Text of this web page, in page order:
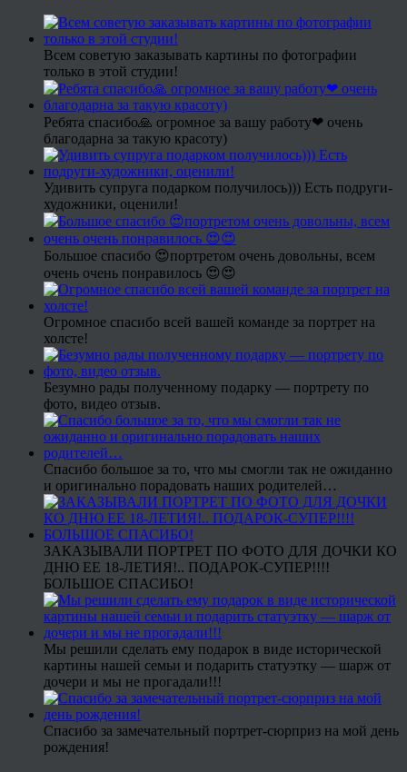
Всем советую заказывать картины по фотографии
только в этой студии!
Ребята спасибо🙏 огромное за вашу работу❤ очень
благодарна за такую красоту)
Удивить супруга подарком получилось))) Есть подруги-
художники, оценили!
Большое спасибо 😍портретом очень довольны, всем
очень очень понравилось 😍😍
Огромное спасибо всей вашей команде за портрет на
холсте!
Безумно рады полученному подарку — портрету по
фото, видео отзыв.
Спасибо большое за то, что мы смогли так не ожиданно
и оригинально порадовать наших родителей…
ЗАКАЗЫВАЛИ ПОРТРЕТ ПО ФОТО ДЛЯ ДОЧКИ КО
ДНЮ ЕЕ 18-ЛЕТИЯ!.. ПОДАРОК-СУПЕР!!!!
БОЛЬШОЕ СПАСИБО!
Мы решили сделать ему подарок в виде исторической
картины нашей семьи и подарить статуэтку — шарж от
дочери и мы не прогадали!!!
Спасибо за замечательный портрет-сюрприз на мой день
рождения!